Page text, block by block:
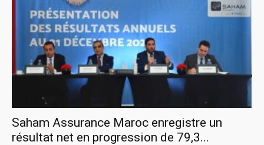
Saham Assurance Maroc enregistre un
résultat net en progression de 79,3...